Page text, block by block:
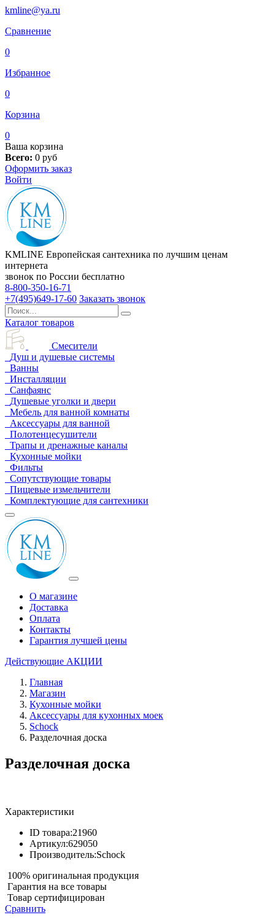
kmline@ya.ru
Сравнение
0
Избранное
0
Корзина
0
Ваша корзина
Всего: 0 руб
Оформить заказ
Войти
KMLINE Европейская сантехника по лучшим ценам
интернета
звонок по России бесплатно
8-800-350-16-71
+7(495)649-17-60 Заказать звонок
Каталог товаров
Смесители
Душ и душевые системы
Ванны
Инсталляции
Санфаянс
Душевые уголки и двери
Мебель для ванной комнаты
Аксессуары для ванной
Полотенцесушители
Трапы и дренажные каналы
Кухонные мойки
Фильты
Сопутствующие товары
Пищевые измельчители
Комплектующие для сантехники
О магазине
Доставка
Оплата
Контакты
Гарантия лучшей цены
Действующие АКЦИИ
Главная
Магазин
Кухонные мойки
Аксессуары для кухонных моек
Schock
Разделочная доска
Разделочная доска
Характеристики
ID товара:21960
Артикул:629050
Производитель:Schock
100% оригинальная продукция
Гарантия на все товары
Товар сертифицирован
Сравнить